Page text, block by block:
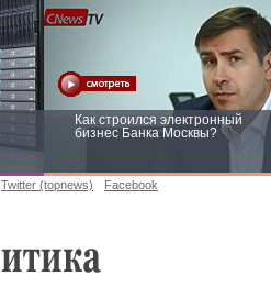
Как строился электронный
бизнес Банка Москвы?
Twitter (topnews) Facebook